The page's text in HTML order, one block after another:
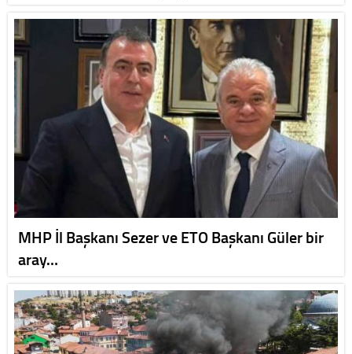
MHP İl Başkanı Sezer ve ETO Başkanı Güler bir
aray…